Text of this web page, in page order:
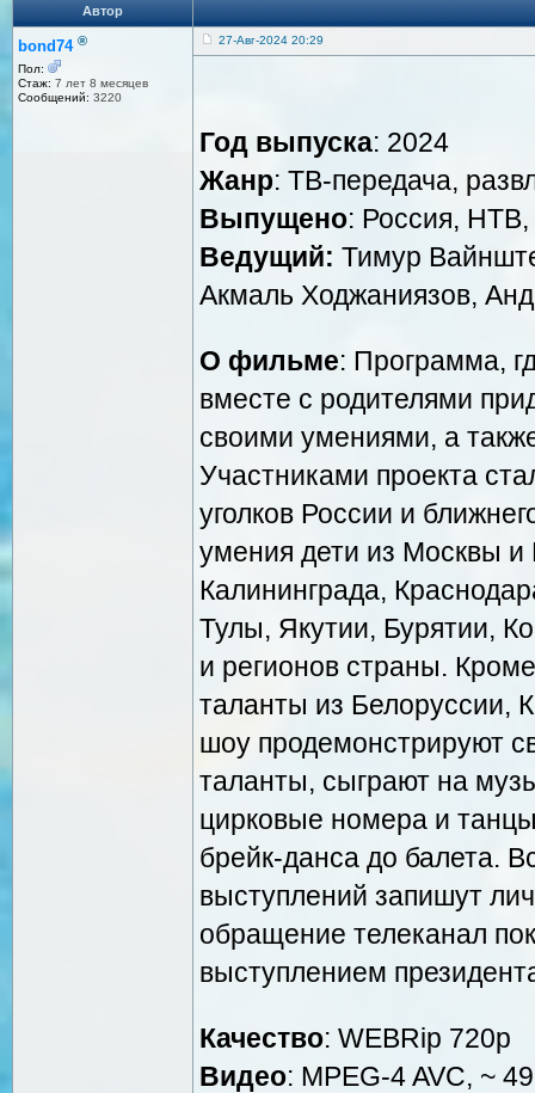
Автор
bond74 ®
Пол:
Стаж: 7 лет 8 месяцев
Сообщений: 3220
27-Авг-2024 20:29
Год выпуска: 2024
Жанр: ТВ-передача,
Выпущено: Россия,
Ведущий: Тимур
Акмаль Ходжаниязов,
О фильме: Программа,
вместе с родителями
своими умениями, а
Участниками проекта
уголков России и
умения дети из Москвы и
Калининграда,
Тулы, Якутии, Бурятии,
и регионов страны.
таланты из Белоруссии,
шоу продемонстрируют
таланты, сыграют на
цирковые номера и
брейк-данса до балета.
выступлений запишут
обращение телеканал
выступлением
Качество: WEBRip 720p
Видео: MPEG-4 AVC, ~